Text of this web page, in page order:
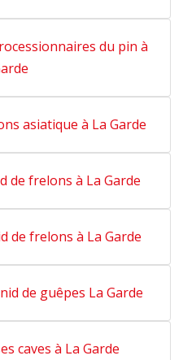
du pin à
asiatique à La Garde
de frelons à La Garde
de frelons à La Garde
de guêpes La Garde
caves à La Garde